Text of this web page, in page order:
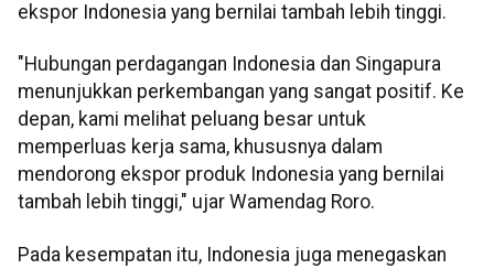
ekspor Indonesia yang bernilai tambah lebih tinggi.
"Hubungan perdagangan Indonesia dan Singapura
menunjukkan perkembangan yang sangat positif. Ke
depan, kami melihat peluang besar untuk
memperluas kerja sama, khususnya dalam
mendorong ekspor produk Indonesia yang bernilai
tambah lebih tinggi," ujar Wamendag Roro.
Pada kesempatan itu, Indonesia juga menegaskan